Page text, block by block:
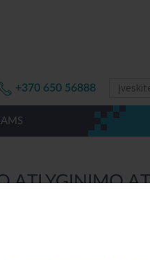
+370 650 56888
ATLYGINIMO
kad parengta(-os)